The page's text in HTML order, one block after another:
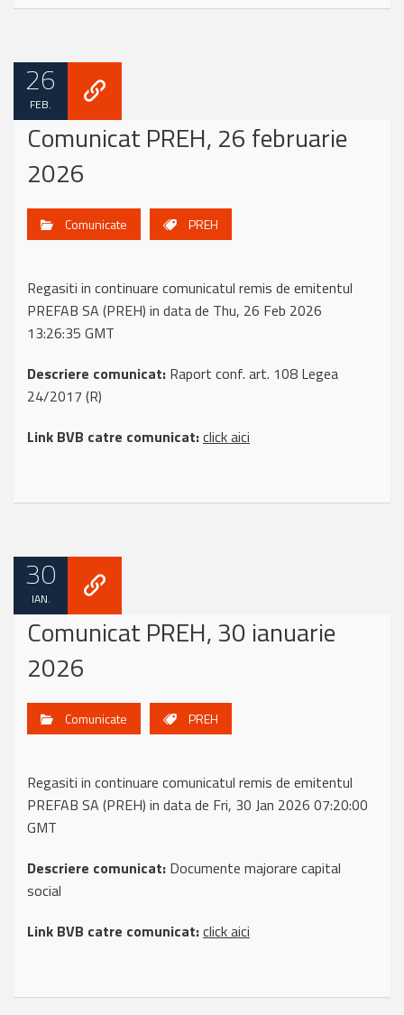
26
FEB.
Comunicat PREH, 26 februarie
2026
Comunicate PREH
Regasiti in continuare comunicatul remis de emitentul
PREFAB SA (PREH) in data de Thu, 26 Feb 2026
13:26:35 GMT
Descriere comunicat: Raport conf. art. 108 Legea
24/2017 (R)
Link BVB catre comunicat:click aici
30
IAN.
Comunicat PREH, 30 ianuarie
2026
Comunicate PREH
Regasiti in continuare comunicatul remis de emitentul
PREFAB SA (PREH) in data de Fri, 30 Jan 2026 07:20:00
GMT
Descriere comunicat: Documente majorare capital
social
Link BVB catre comunicat:click aici